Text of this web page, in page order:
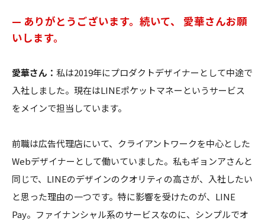
— ありがとうございます。続いて、 愛華さんお願
いします。
愛華さん： 私は2019年にプロダクトデザイナーとして中途で
入社しました。現在はLINEポケットマネーというサービス
をメインで担当しています。
前職は広告代理店にいて、クライアントワークを中心とした
Webデザイナーとして働いていました。私もギョンアさんと
同じで、LINEのデザインのクオリティの高さが、入社したい
と思った理由の一つです。特に影響を受けたのが、LINE
Pay。ファイナンシャル系のサービスなのに、シンプルでオ